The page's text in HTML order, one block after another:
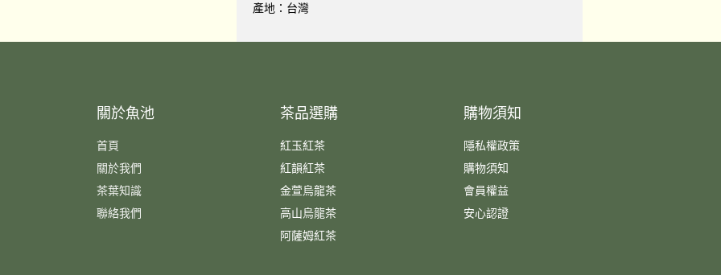
產地：台灣
關於魚池
首頁
關於我們
茶葉知識
聯絡我們
茶品選購
紅玉紅茶
紅韻紅茶
金萱烏龍茶
高山烏龍茶
阿薩姆紅茶
購物須知
隱私權政策
購物須知
會員權益
安心認證